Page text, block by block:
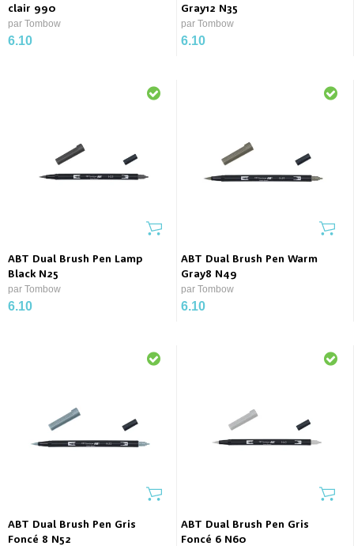
clair 990
par Tombow
6.10
Gray12 N35
par Tombow
6.10
ABT Dual Brush Pen Lamp
Black N25
par Tombow
6.10
ABT Dual Brush Pen Warm
Gray8 N49
par Tombow
6.10
ABT Dual Brush Pen Gris
Foncé 8 N52
ABT Dual Brush Pen Gris
Foncé 6 N60